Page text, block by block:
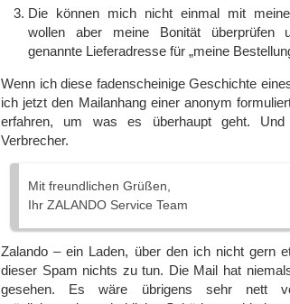
Die können mich nicht einmal mit
wollen aber meine Bonität überprüfen
genannte Lieferadresse für „meine
Wenn ich diese fadenscheinige Geschichte
ich jetzt den Mailanhang einer anonym
erfahren, um was es überhaupt geht.
Verbrecher.
Mit freundlichen Grüßen,
Ihr ZALANDO Service Team
Zalando – ein Laden, über den ich nicht gern
dieser Spam nichts zu tun. Die Mail hat
gesehen. Es wäre übrigens sehr nett